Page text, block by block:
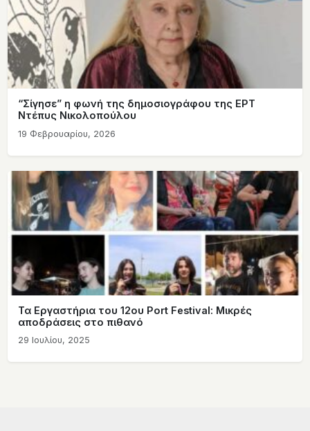
“Σίγησε” η φωνή της δημοσιογράφου της ΕΡΤ
Ντέπυς Νικολοπούλου
19 Φεβρουαρίου, 2026
Τα Εργαστήρια του 12ου Port Festival: Μικρές
αποδράσεις στο πιθανό
29 Ιουλίου, 2025